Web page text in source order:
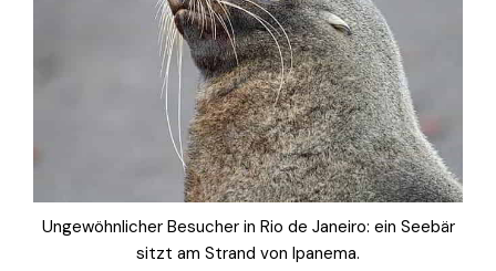
Ungewöhnlicher Besucher in Rio de Janeiro: ein Seebär
sitzt am Strand von Ipanema.